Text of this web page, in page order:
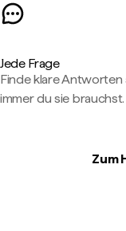
Jede Frage
Finde klare
immer du sie brauchst.
Zum